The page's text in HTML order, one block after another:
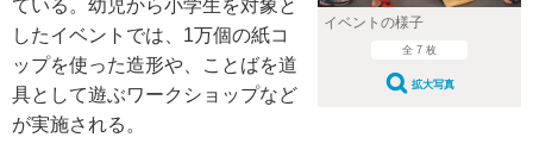
イベントの様子
全 7 枚
拡大写真
ている。幼児から小学生を対象と
したイベントでは、1万個の紙コ
ップを使った造形や、ことばを道
具として遊ぶワークショップなど
が実施される。